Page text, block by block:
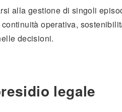
alla gestione di singoli
operativa,
decisioni.
legale